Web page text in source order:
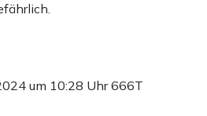
um 10:28 Uhr666T